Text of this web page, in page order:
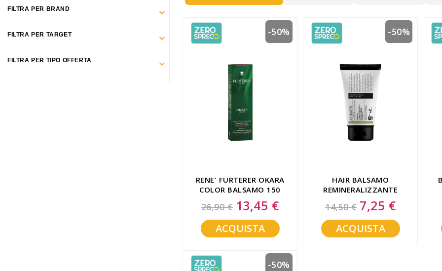
Capelli
Igiene personale
RENE' FURTERER OKARA
COLOR BALSAMO 150
ML
26,90 €
-50%
Special
Price
13,45 €
ACQUISTA
HAIR BALSAMO
REMINERALIZZANTE
150 ML
14,50 €
-50%
Special
Price
7,25 €
ACQUISTA
-50%
FILTRA PER BRAND
FILTRA PER TARGET
FILTRA PER TIPO OFFERTA